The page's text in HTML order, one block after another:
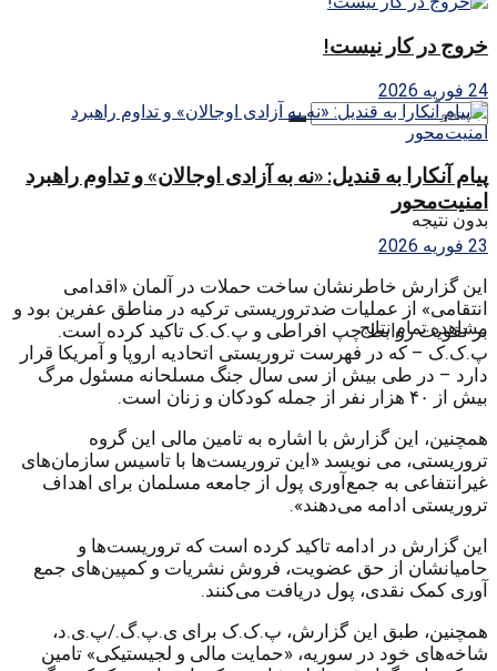
بدون نتیجه
مشاهده تمام نتایج
خروج در کار نیست!
24 فوریه 2026
پیام آنکارا به قندیل: «نه به آزادی اوجالان» و تداوم راهبرد
امنیت‌محور
23 فوریه 2026
این گزارش خاطرنشان ساخت حملات در آلمان «اقدامی
انتقامی» از عملیات ضدتروریستی ترکیه در مناطق عفرین بود و
بر تقویت روابط چپ افراطی و پ.ک.ک تاکید کرده است.
پ.ک.ک – که در فهرست تروریستی اتحادیه اروپا و آمریکا قرار
دارد – در طی بیش از سی سال جنگ مسلحانه مسئول مرگ
بیش از ۴۰ هزار نفر از جمله کودکان و زنان است.
همچنین، این گزارش با اشاره به تامین مالی این گروه
تروریستی، می نویسد «این تروریست‌ها با تاسیس سازمان‌های
غیرانتفاعی به جمع‌آوری پول از جامعه مسلمان برای اهداف
تروریستی ادامه می‌دهند».
این گزارش در ادامه تاکید کرده است که تروریست‌ها و
حامیانشان از حق عضویت، فروش نشریات و کمپین‌های جمع
آوری کمک نقدی، پول دریافت می‌کنند.
همچنین، طبق این گزارش، پ.ک.ک برای ی.پ.گ./پ.ی.د،
شاخه‌های خود در سوریه، «حمایت مالی و لجیستیکی» تامین